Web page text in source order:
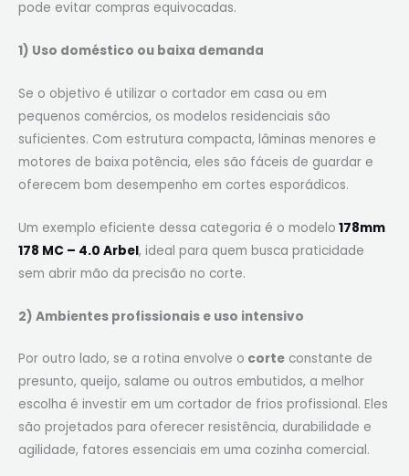
pode evitar compras equivocadas.
1) Uso doméstico ou baixa demanda
Se o objetivo é utilizar o cortador em casa ou em
pequenos comércios, os modelos residenciais são
suficientes. Com estrutura compacta, lâminas menores e
motores de baixa potência, eles são fáceis de guardar e
oferecem bom desempenho em cortes esporádicos.
Um exemplo eficiente dessa categoria é o modelo 178mm
178 MC – 4.0 Arbel, ideal para quem busca praticidade
sem abrir mão da precisão no corte.
2) Ambientes profissionais e uso intensivo
Por outro lado, se a rotina envolve o corte constante de
presunto, queijo, salame ou outros embutidos, a melhor
escolha é investir em um cortador de frios profissional. Eles
são projetados para oferecer resistência, durabilidade e
agilidade, fatores essenciais em uma cozinha comercial.